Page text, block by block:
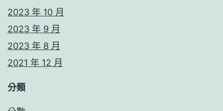
2023 年 10 月
2023 年 9 月
2023 年 8 月
2021 年 12 月
分類